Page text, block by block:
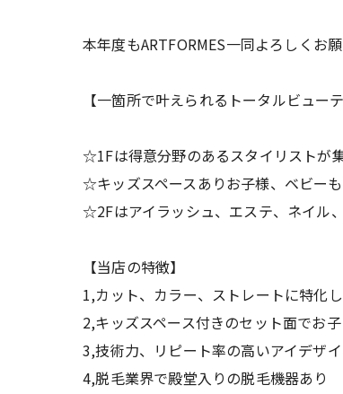
本年度もARTFORMES一同よろしくお
【一箇所で叶えられるトータルビュー
☆1Fは得意分野のあるスタイリストが
☆キッズスペースありお子様、ベビー
☆2Fはアイラッシュ、エステ、ネイル
【当店の特徴】
1,カット、カラー、ストレートに特化
2,キッズスペース付きのセット面でお
3,技術力、リピート率の高いアイデザ
4,脱毛業界で殿堂入りの脱毛機器あり